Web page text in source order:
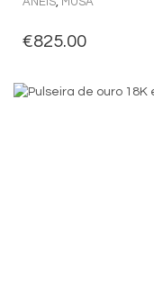
€825.00